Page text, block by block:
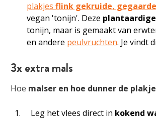
plakjes flink gekruide,
vegan 'tonijn'. Deze
tonijn, maar is gemaakt van
en andere peulvruchten. Je vindt
3x extra mals
Hoe malser en hoe dunner de
Leg het vlees direct in kokend